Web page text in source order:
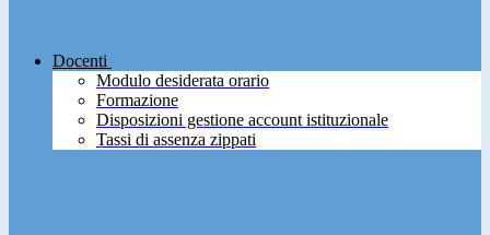
Docenti
Modulo desiderata orario
Formazione
Disposizioni gestione account istituzionale
Tassi di assenza zippati